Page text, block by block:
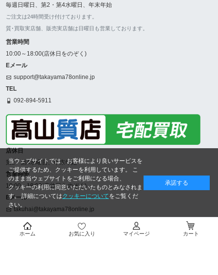
毎週日曜日、第2・第4水曜日、年末年始
ご注文は24時間受け付けております。
質･買取実店舗、販売実店舗は日曜日も営業しております。
営業時間
10:00～18:00(店休日をのぞく)
Eメール
support@takayama78online.jp
TEL
092-894-5911
店休日
第2・第4水曜日、年末年始
営業時間
10:00～18:00(店休日をのぞく)
Eメール
takuhai@takayama78online.jp
092-707-5311
ホーム お気に入り マイページ カート
当ウェブサイトでは、お客様により良いサービスを
ご提供するため、クッキーを利用しています。 こ
のまま当ウェブサイトをご利用になる場合、
クッキーの利用に同意いただいたものとみなされま
す。 詳細についてはクッキーについてをご覧くだ
さい。
承諾する